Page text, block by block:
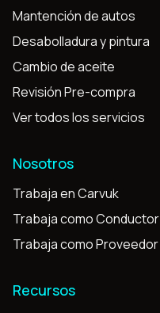
Mantención de autos
Desabolladura y pintura
Cambio de aceite
Revisión Pre-compra
Ver todos los servicios
Nosotros
Trabaja en Carvuk
Trabaja como Conductor
Trabaja como Proveedor
Recursos